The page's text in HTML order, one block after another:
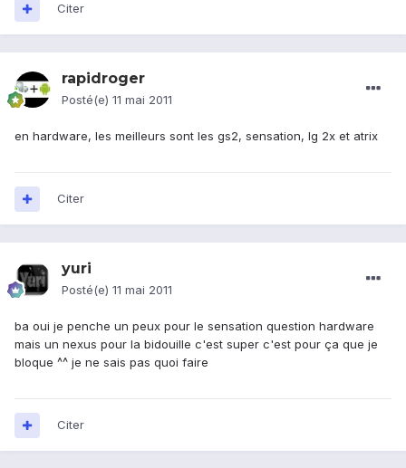
Citer
rapidroger
Posté(e) 11 mai 2011
en hardware, les meilleurs sont les gs2, sensation, lg 2x et atrix
Citer
yuri
Posté(e) 11 mai 2011
ba oui je penche un peux pour le sensation question hardware
mais un nexus pour la bidouille c'est super c'est pour ça que je
bloque ^^ je ne sais pas quoi faire
Citer